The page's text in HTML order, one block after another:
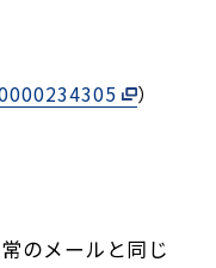
）
のメールと同じ